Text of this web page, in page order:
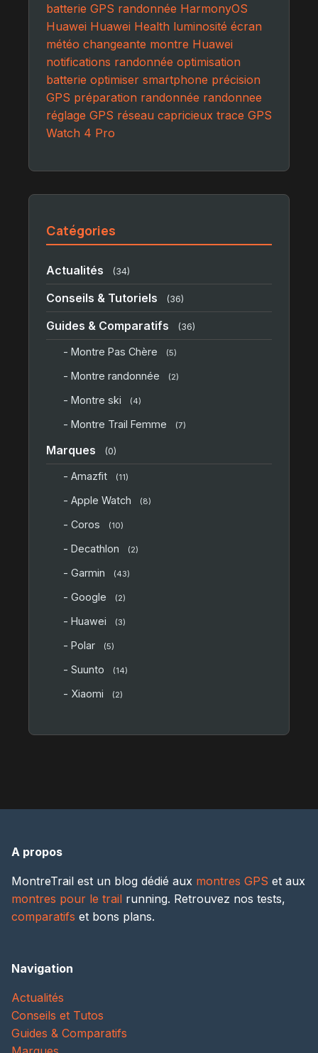
batterie GPS randonnée HarmonyOS
Huawei Huawei Health luminosité écran
météo changeante montre Huawei
notifications randonnée optimisation
batterie optimiser smartphone précision
GPS préparation randonnée randonnee
réglage GPS réseau capricieux trace GPS
Watch 4 Pro
Catégories
Actualités (34)
Conseils & Tutoriels (36)
Guides & Comparatifs (36)
- Montre Pas Chère (5)
- Montre randonnée (2)
- Montre ski (4)
- Montre Trail Femme (7)
Marques (0)
- Amazfit (11)
- Apple Watch (8)
- Coros (10)
- Decathlon (2)
- Garmin (43)
- Google (2)
- Huawei (3)
- Polar (5)
- Suunto (14)
- Xiaomi (2)
A propos
MontreTrail est un blog dédié aux montres GPS et aux
montres pour le trail running. Retrouvez nos tests,
comparatifs et bons plans.
Navigation
Actualités
Conseils et Tutos
Guides & Comparatifs